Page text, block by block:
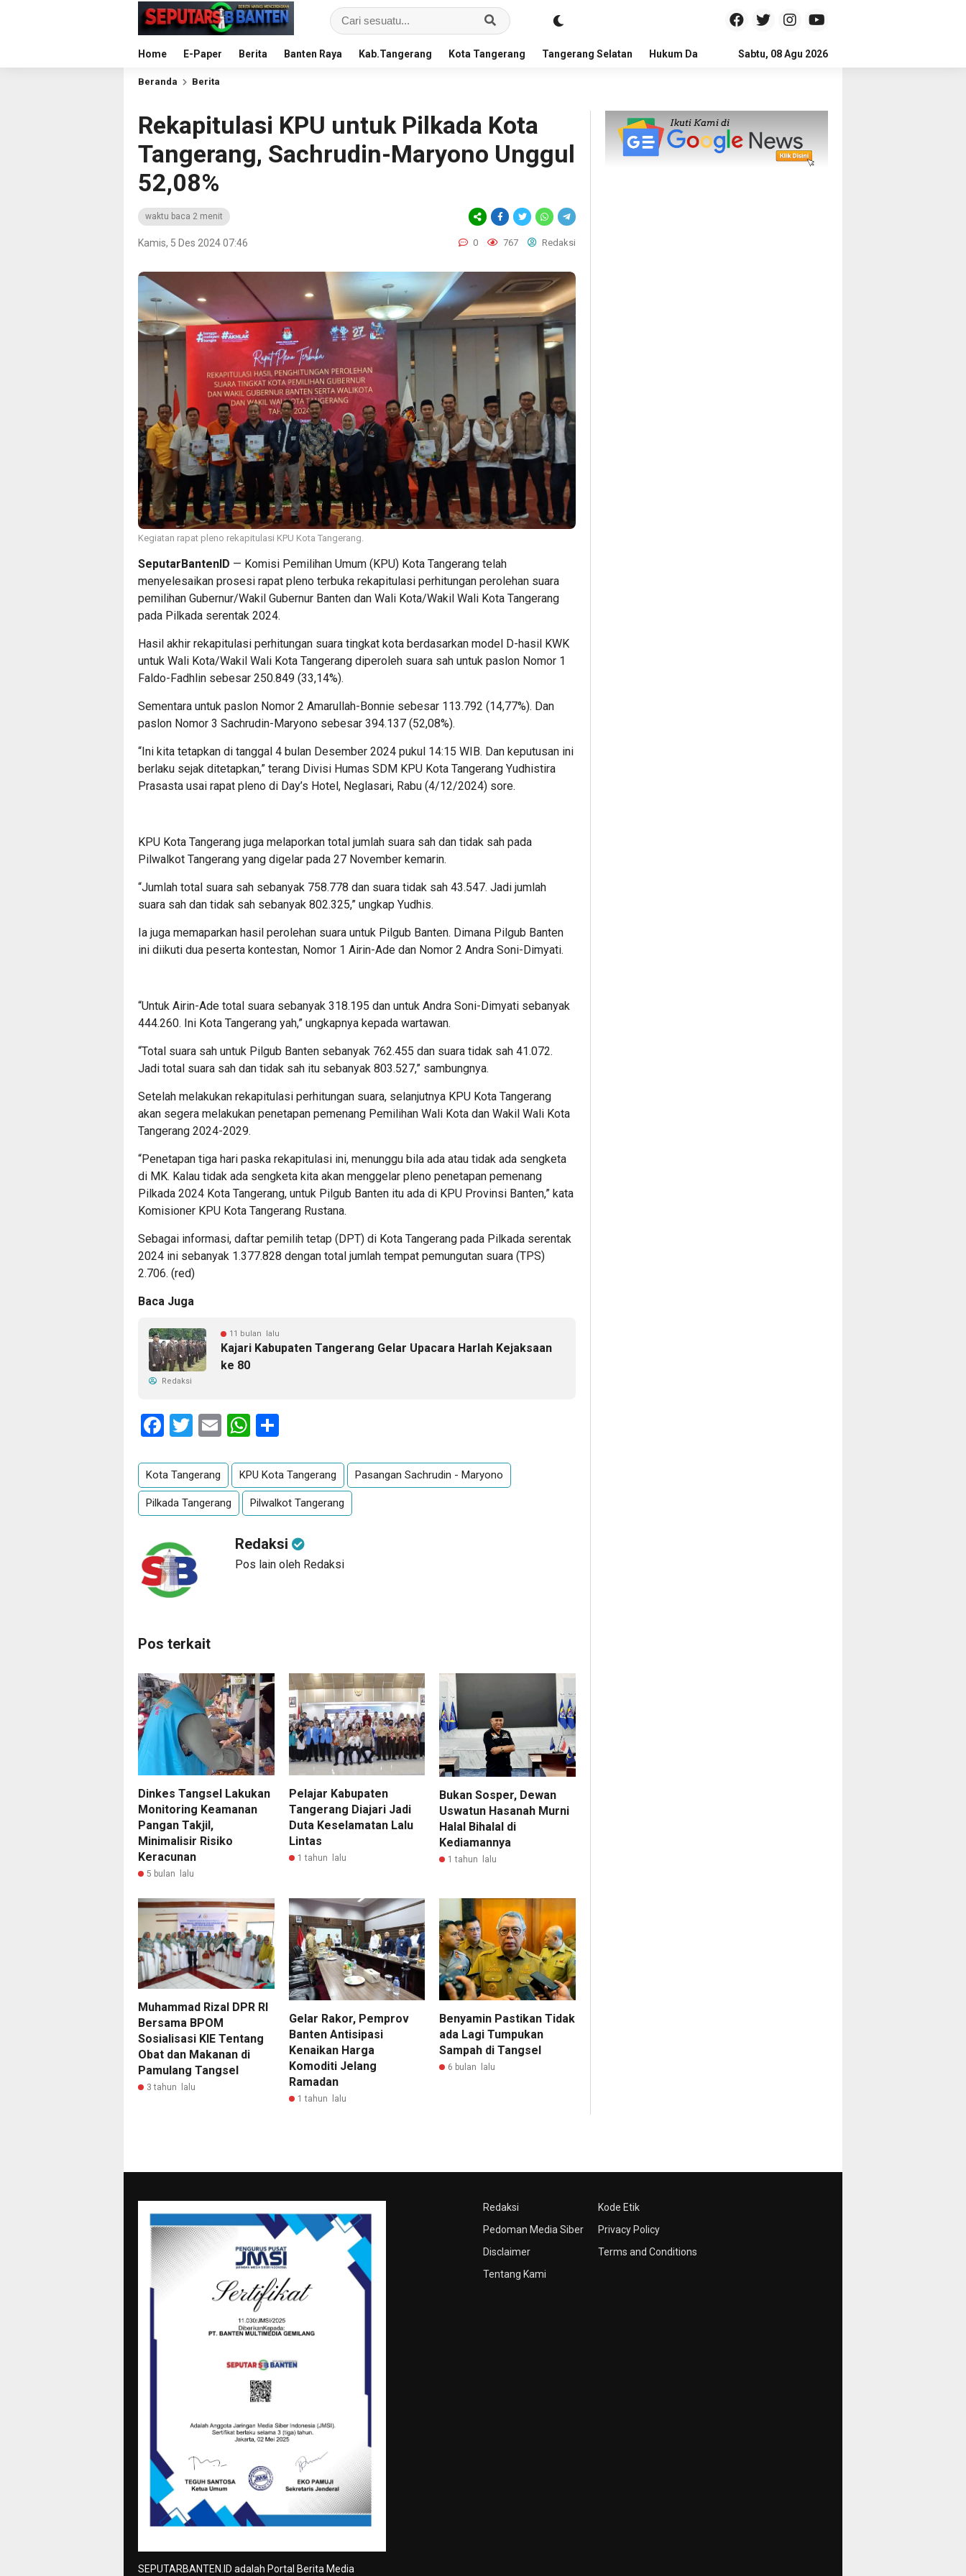
Home E-Paper Berita Banten Raya Kab.Tangerang Kota Tangerang Tangerang Selatan Hukum Dan Kriminal Politik Pendidikan
Sabtu, 08 Agu 2026
Beranda Berita
Rekapitulasi KPU untuk Pilkada Kota
Tangerang, Sachrudin-Maryono Unggul
52,08%
waktu baca 2 menit
Kamis, 5 Des 2024 07:46 0 767 Redaksi
Kegiatan rapat pleno rekapitulasi KPU Kota Tangerang.
SeputarBantenID — Komisi Pemilihan Umum (KPU) Kota Tangerang telah
menyelesaikan prosesi rapat pleno terbuka rekapitulasi perhitungan perolehan suara
pemilihan Gubernur/Wakil Gubernur Banten dan Wali Kota/Wakil Wali Kota Tangerang
pada Pilkada serentak 2024.
Hasil akhir rekapitulasi perhitungan suara tingkat kota berdasarkan model D-hasil KWK
untuk Wali Kota/Wakil Wali Kota Tangerang diperoleh suara sah untuk paslon Nomor 1
Faldo-Fadhlin sebesar 250.849 (33,14%).
Sementara untuk paslon Nomor 2 Amarullah-Bonnie sebesar 113.792 (14,77%). Dan
paslon Nomor 3 Sachrudin-Maryono sebesar 394.137 (52,08%).
“Ini kita tetapkan di tanggal 4 bulan Desember 2024 pukul 14:15 WIB. Dan keputusan ini
berlaku sejak ditetapkan,” terang Divisi Humas SDM KPU Kota Tangerang Yudhistira
Prasasta usai rapat pleno di Day’s Hotel, Neglasari, Rabu (4/12/2024) sore.
KPU Kota Tangerang juga melaporkan total jumlah suara sah dan tidak sah pada
Pilwalkot Tangerang yang digelar pada 27 November kemarin.
“Jumlah total suara sah sebanyak 758.778 dan suara tidak sah 43.547. Jadi jumlah
suara sah dan tidak sah sebanyak 802.325,” ungkap Yudhis.
Ia juga memaparkan hasil perolehan suara untuk Pilgub Banten. Dimana Pilgub Banten
ini diikuti dua peserta kontestan, Nomor 1 Airin-Ade dan Nomor 2 Andra Soni-Dimyati.
“Untuk Airin-Ade total suara sebanyak 318.195 dan untuk Andra Soni-Dimyati sebanyak
444.260. Ini Kota Tangerang yah,” ungkapnya kepada wartawan.
“Total suara sah untuk Pilgub Banten sebanyak 762.455 dan suara tidak sah 41.072.
Jadi total suara sah dan tidak sah itu sebanyak 803.527,” sambungnya.
Setelah melakukan rekapitulasi perhitungan suara, selanjutnya KPU Kota Tangerang
akan segera melakukan penetapan pemenang Pemilihan Wali Kota dan Wakil Wali Kota
Tangerang 2024-2029.
“Penetapan tiga hari paska rekapitulasi ini, menunggu bila ada atau tidak ada sengketa
di MK. Kalau tidak ada sengketa kita akan menggelar pleno penetapan pemenang
Pilkada 2024 Kota Tangerang, untuk Pilgub Banten itu ada di KPU Provinsi Banten,” kata
Komisioner KPU Kota Tangerang Rustana.
Sebagai informasi, daftar pemilih tetap (DPT) di Kota Tangerang pada Pilkada serentak
2024 ini sebanyak 1.377.828 dengan total jumlah tempat pemungutan suara (TPS)
2.706. (red)
Baca Juga
11 bulan lalu
Kajari Kabupaten Tangerang Gelar Upacara Harlah Kejaksaan
ke 80
Redaksi
Facebook
Twitter
EmailWhatsApp
Kota Tangerang KPU Kota Tangerang Pasangan Sachrudin - Maryono
Pilkada Tangerang Pilwalkot Tangerang
Redaksi
Pos lain oleh Redaksi
Pos terkait
Dinkes Tangsel Lakukan
Monitoring Keamanan
Pangan Takjil,
Minimalisir Risiko
Keracunan
5 bulan lalu
Pelajar Kabupaten
Tangerang Diajari Jadi
Duta Keselamatan Lalu
Lintas
1 tahun lalu
Bukan Sosper, Dewan
Uswatun Hasanah Murni
Halal Bihalal di
Kediamannya
1 tahun lalu
Muhammad Rizal DPR RI
Bersama BPOM
Sosialisasi KIE Tentang
Obat dan Makanan di
Pamulang Tangsel
3 tahun lalu
Gelar Rakor, Pemprov
Banten Antisipasi
Kenaikan Harga
Komoditi Jelang
Ramadan
1 tahun lalu
Benyamin Pastikan Tidak
ada Lagi Tumpukan
Sampah di Tangsel
6 bulan lalu
Redaksi
Pedoman Media Siber
Disclaimer
Tentang Kami
Kode Etik
Privacy Policy
Terms and Conditions
SEPUTARBANTEN.ID adalah Portal Berita Media